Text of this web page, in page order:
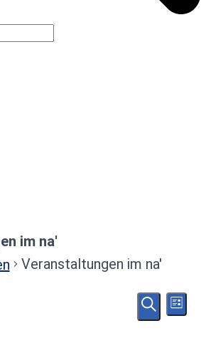
im na'
Veranstaltungen im na'
Suche
Liste